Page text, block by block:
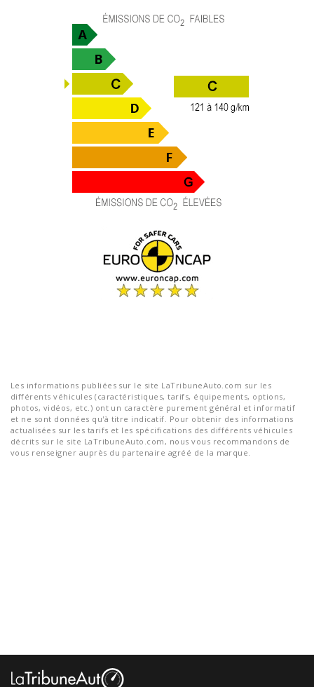
Les informations publiées sur le site LaTribuneAuto.com sur les
différents véhicules (caractéristiques, tarifs, équipements, options,
photos, vidéos, etc.) ont un caractère purement général et informatif
et ne sont données qu'à titre indicatif. Pour obtenir des informations
actualisées sur les tarifs et les spécifications des différents véhicules
décrits sur le site LaTribuneAuto.com, nous vous recommandons de
vous renseigner auprès du partenaire agréé de la marque.